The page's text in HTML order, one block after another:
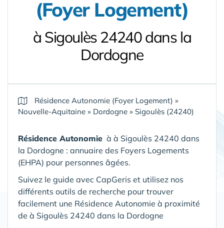
(Foyer Logement)
à Sigoulès 24240 dans la
Dordogne
Résidence Autonomie (Foyer Logement) »
Nouvelle-Aquitaine » Dordogne » Sigoulès (24240)
Résidence Autonomie à à Sigoulès 24240 dans
la Dordogne : annuaire des Foyers Logements
(EHPA) pour personnes âgées.
Suivez le guide avec CapGeris et utilisez nos
différents outils de recherche pour trouver
facilement une Résidence Autonomie à proximité
de à Sigoulès 24240 dans la Dordogne